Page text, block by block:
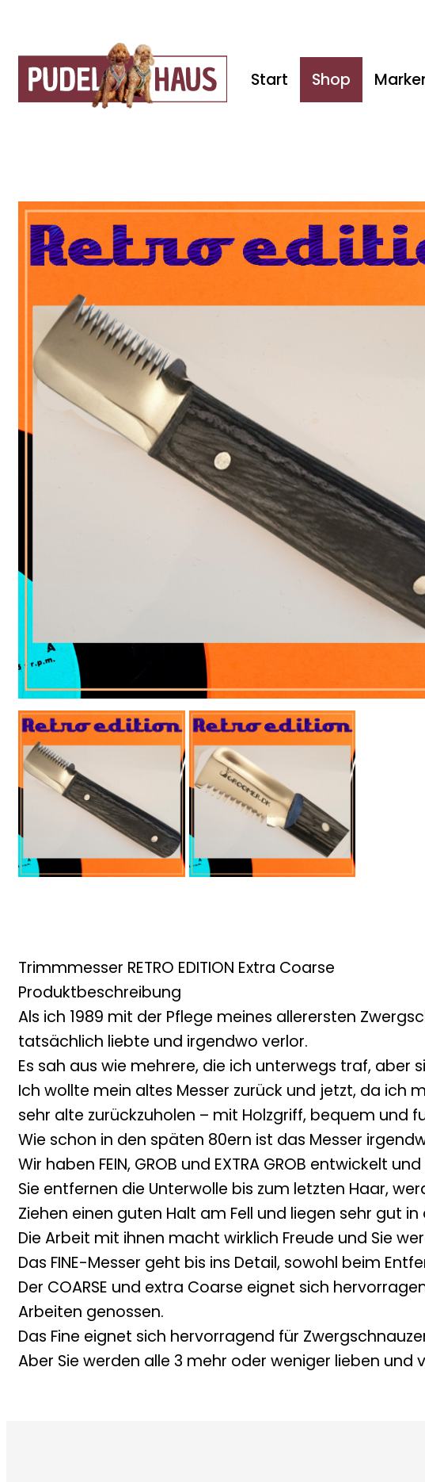
Start Shop
Trimmmesser RETRO EDITION Extra Coarse
Produktbeschreibung
Als ich 1989 mit der Pflege meines allerersten
tatsächlich liebte und irgendwo verlor.
Es sah aus wie mehrere, die ich unterwegs traf, aber
Ich wollte mein altes Messer zurück und jetzt, da ich
sehr alte zurückzuholen – mit Holzgriff, bequem und
Wie schon in den späten 80ern ist das Messer
Wir haben FEIN, GROB und EXTRA GROB entwickelt
Sie entfernen die Unterwolle bis zum letzten Haar,
Ziehen einen guten Halt am Fell und liegen sehr gut in
Die Arbeit mit ihnen macht wirklich Freude und Sie
Das FINE-Messer geht bis ins Detail, sowohl beim
Der COARSE und extra Coarse eignet sich
Arbeiten genossen.
Das Fine eignet sich hervorragend für
Aber Sie werden alle 3 mehr oder weniger lieben und